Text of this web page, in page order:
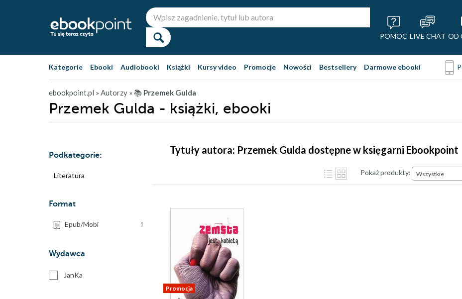
POMOC LIVE CHAT OD
Kategorie Ebooki Audiobooki Książki Kursy video Promocje Nowości Bestsellery Darmowe ebooki
ebookpoint.pl » Autorzy » 📚 Przemek Gulda
Przemek Gulda - książki, ebooki
Podkategorie:
Literatura
Format
Epub/Mobi 1
Wydawca
JanKa
Tytuły autora: Przemek Gulda dostępne w księgarni Ebookpoint
Pokaż produkty: Wszystkie
Promocja